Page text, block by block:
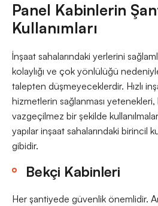
Panel Kabinlerin
Kullanımları
İnşaat sahalarındaki yerlerini
kolaylığı ve çok yönlülüğü
talepten düşmeyeceklerdir. Hızlı
hizmetlerin sağlanması
vazgeçilmez bir şekilde
yapılar inşaat sahalarındaki birincil
gibidir.
Bekçi Kabinleri
Her şantiyede güvenlik önemlidir.